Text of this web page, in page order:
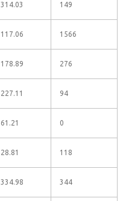
314.03 149
117.06 1566
178.89 276
227.11 94
61.21 0
28.81 118
334.98 344